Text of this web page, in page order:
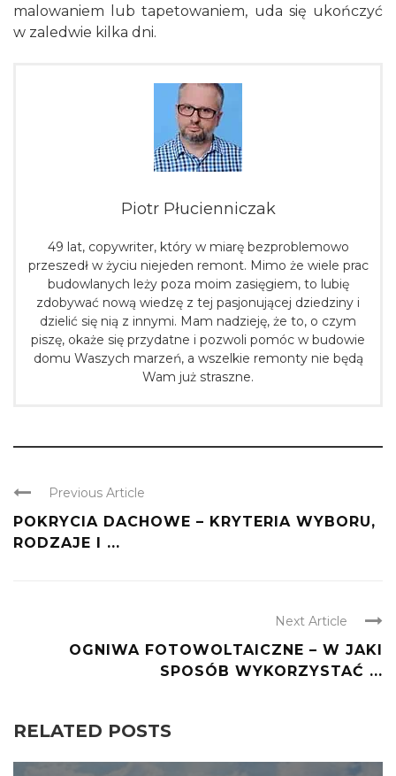
malowaniem lub tapetowaniem, uda się ukończyć
w zaledwie kilka dni.
Piotr Płucienniczak
49 lat, copywriter, który w miarę bezproblemowo
przeszedł w życiu niejeden remont. Mimo że wiele prac
budowlanych leży poza moim zasięgiem, to lubię
zdobywać nową wiedzę z tej pasjonującej dziedziny i
dzielić się nią z innymi. Mam nadzieję, że to, o czym
piszę, okaże się przydatne i pozwoli pomóc w budowie
domu Waszych marzeń, a wszelkie remonty nie będą
Wam już straszne.
Previous Article
POKRYCIA DACHOWE – KRYTERIA WYBORU,
RODZAJE I ...
Next Article
OGNIWA FOTOWOLTAICZNE – W JAKI
SPOSÓB WYKORZYSTAĆ ...
RELATED POSTS